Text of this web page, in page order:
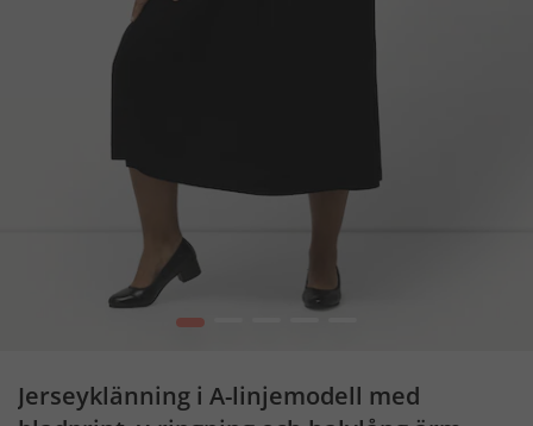
1
Jerseyklänning i A-linjemodell med